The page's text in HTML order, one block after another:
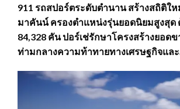
911 รถสปอร์ตระดับตำนาน สร้างสถิติใ
มาคันน์ ครองตำแหน่งรุ่นยอดนิยมสูงสุด
84,328 คัน ปอร์เช่รักษาโครงสร้างยอด
ท่ามกลางความท้าทายทางเศรษฐกิจแล